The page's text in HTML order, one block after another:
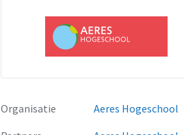
Organisatie
Aeres Hogeschool